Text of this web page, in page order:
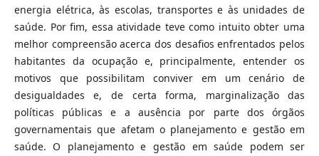
energia elétrica, às escolas, transportes e às unidades de
saúde. Por fim, essa atividade teve como intuito obter uma
melhor compreensão acerca dos desafios enfrentados pelos
habitantes da ocupação e, principalmente, entender os
motivos que possibilitam conviver em um cenário de
desigualdades e, de certa forma, marginalização das
políticas públicas e a ausência por parte dos órgãos
governamentais que afetam o planejamento e gestão em
saúde. O planejamento e gestão em saúde podem ser